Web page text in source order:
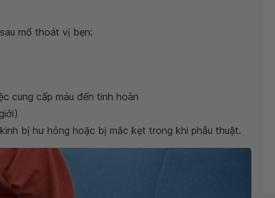
mổ thoát vị bẹn:
cung cấp máu đến tinh hoàn
bị hư hỏng hoặc bị mắc kẹt trong khi phẫu thuật.